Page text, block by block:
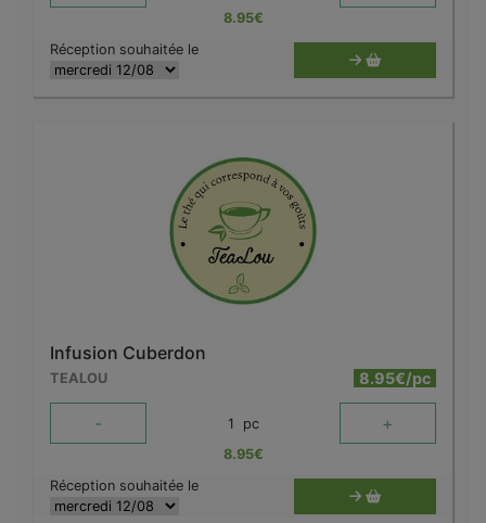
8.95€
Réception souhaitée le
Infusion Cuberdon
TEALOU 8.95€/pc
- 1 pc +
8.95€
Réception souhaitée le